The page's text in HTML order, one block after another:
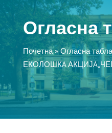
Огласна
Почетна»Огласна табла
ЕКОЛОШКA